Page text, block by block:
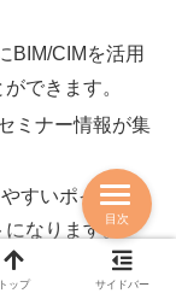
BIM/CIMを活用
できます。
ミナー情報が集
すいポイント
になります。
トップ サイドバー
目次